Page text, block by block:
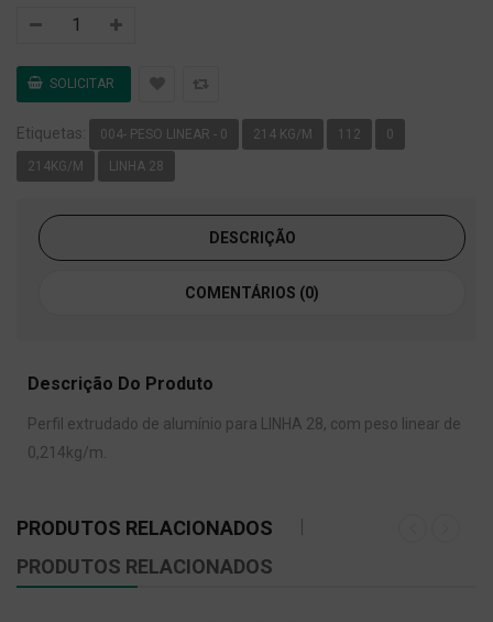
Etiquetas: 004- PESO LINEAR - 0 214 KG/M 112 0
214KG/M LINHA 28
DESCRIÇÃO
COMENTÁRIOS (0)
Descrição Do Produto
Perfil extrudado de alumínio para LINHA 28, com peso linear de
0,214kg/m.
PRODUTOS RELACIONADOS
PRODUTOS RELACIONADOS